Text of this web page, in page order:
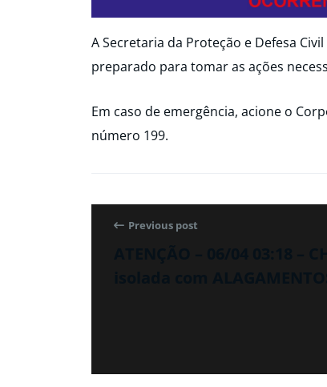
A Secretaria da Proteção e Defesa
preparado para tomar as ações
Em caso de emergência, acione o
número 199.
Previous post